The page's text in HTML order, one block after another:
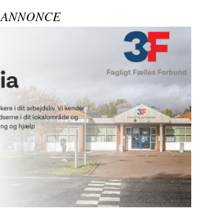
ANNONCE